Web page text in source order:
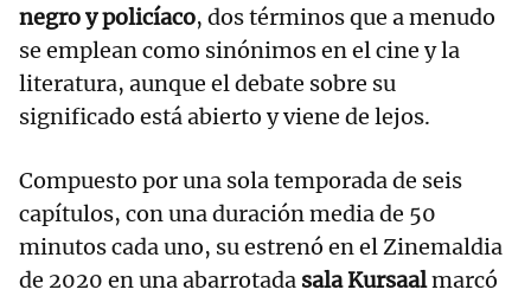
negro y policíaco, dos términos que a menudo
se emplean como sinónimos en el cine y la
literatura, aunque el debate sobre su
significado está abierto y viene de lejos.
Compuesto por una sola temporada de seis
capítulos, con una duración media de 50
minutos cada uno, su estrenó en el Zinemaldia
de 2020 en una abarrotada sala Kursaalmarcó